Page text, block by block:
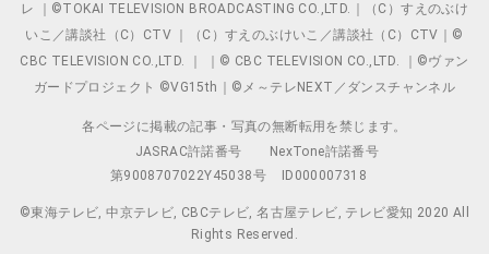
レ ｜©TOKAI TELEVISION BROADCASTING CO.,LTD.｜（C）すえのぶけ
いこ／講談社（C）CTV ｜（C）すえのぶけいこ／講談社（C）CTV｜©
CBC TELEVISION CO.,LTD. ｜ ｜© CBC TELEVISION CO.,LTD. ｜©ヴァン
ガードプロジェクト ©VG15th｜©メ～テレNEXT／ダンスチャンネル
各ページに掲載の記事・写真の無断転用を禁じます。
JASRAC許諾番号
NexTone許諾番号
第9008707022Y45038号
ID000007318
©東海テレビ, 中京テレビ, CBCテレビ, 名古屋テレビ, テレビ愛知 2020 All
Rights Reserved.